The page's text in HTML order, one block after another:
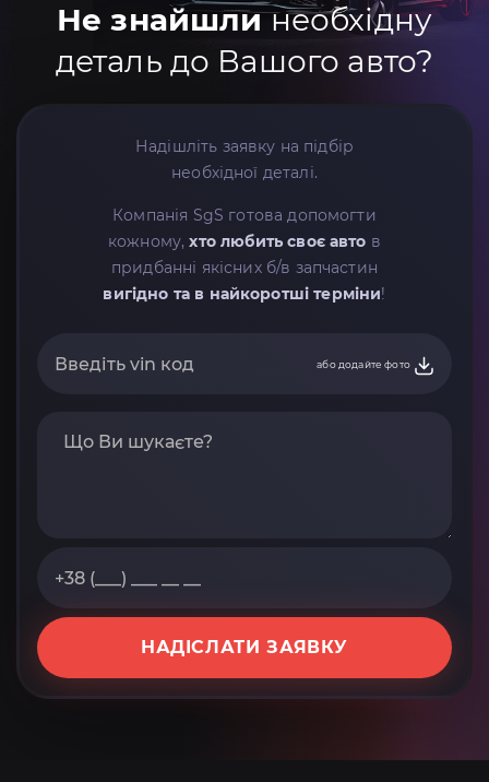
Не знайшлинеобхідну
деталь до Вашого авто?
Надішліть заявку на підбір
необхідної деталі.
Компанія SgS готова допомогти
кожному,хто любить своє авто в
придбанні якісних б/в запчастин
вигідно та в найкоротші терміни!
або додайте фото
НАДІСЛАТИ ЗАЯВКУ